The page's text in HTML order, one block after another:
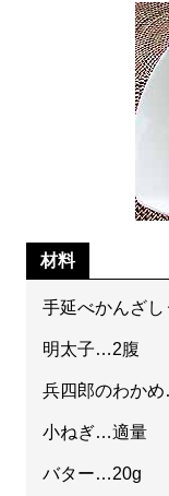
材料
手延べかんざ
明太子…2腹
兵四郎のわか
小ねぎ…適量
バター…20g